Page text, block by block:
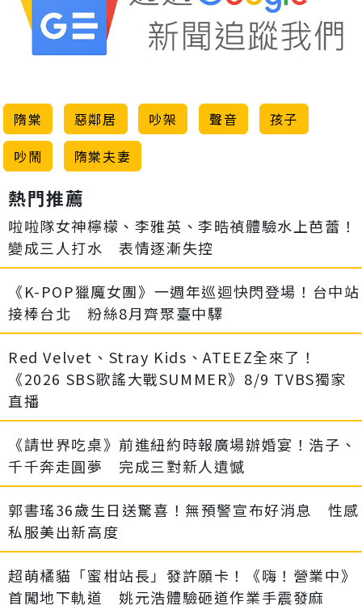
隋棠 惡鄰居 吵架 聲音
孩子
吵鬧
隋棠夫妻
熱門推薦
啦啦隊女神檸檬、李雅英、李晧禎體驗水上芭蕾！
變成三人打水 表情逐漸失控
《K-POP獵魔女團》一週年巡迴快閃登場！台中站
接棒台北 粉絲8月齊聚臺中驛
Red Velvet、Stray Kids、ATEEZ全來了！
《2026 SBS歌謠大戰SUMMER》8/9 TVBS獨家
直播
《請世界吃桌》前進紐約時報廣場辦婚宴！浩子、
千千奔走圓夢 完成三對新人遺憾
郭書瑤36歲生日送驚喜！無預警宣布好消息 性感
私服美出新高度
超萌橘貓「蜜柑站長」發許願卡！《嗨！營業中》
首闖地下軌道 姚元浩體驗砸道作業手震發麻